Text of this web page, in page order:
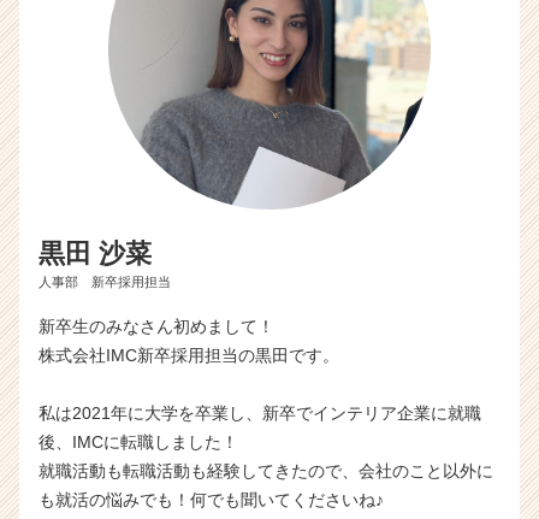
黒田 沙菜
人事部 新卒採用担当
新卒生のみなさん初めまして！
株式会社IMC新卒採用担当の黒田です。
私は2021年に大学を卒業し、新卒でインテリア企業に就職
後、IMCに転職しました！
就職活動も転職活動も経験してきたので、会社のこと以外に
も就活の悩みでも！何でも聞いてくださいね♪